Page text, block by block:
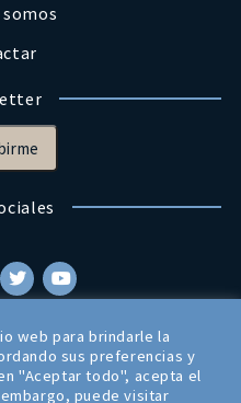
web para brindarle la
sus preferencias y
"Aceptar todo", acepta el
puede visitar